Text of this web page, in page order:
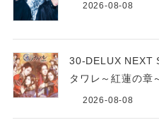
2026-08-08
30-DELUX NEXT
タワレ～紅蓮の章
2026-08-08